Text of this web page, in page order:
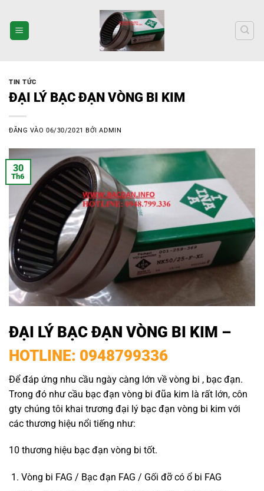
qua
nội
TIN TỨC
ĐẠI LÝ BẠC ĐẠN VÒNG BI KIM
ĐĂNG VÀO06/30/2021 BỞIADMIN
30
Th6
ĐẠI LÝ BẠC ĐẠN VÒNG BI KIM –
HOTLINE: 0948799336
Để đáp ứng nhu cầu ngày càng lớn về vòng bi , bạc đạn.
Trong đó như cầu bạc đạn vòng bi đũa kim là rất lớn, côn
gty chúng tôi khai trương đại lý bạc đạn vòng bi kim với
các thương hiệu nổi tiếng như:
10 thương hiệu bạc đạn vòng bi tốt.
Vòng bi FAG / Bạc đạn FAG / Gối đỡ có ổ bi FAG